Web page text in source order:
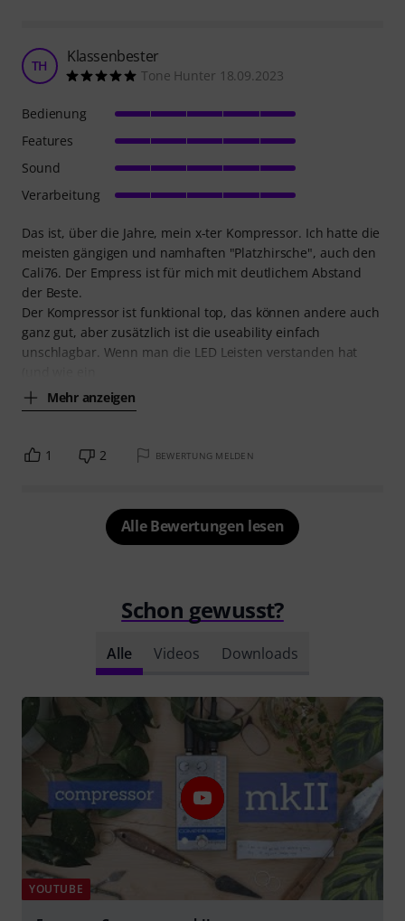
TH Klassenbester
Tone Hunter 18.09.2023
Das ist, über die Jahre, mein x-ter Kompressor. Ich hatte die
meisten gängigen und namhaften "Platzhirsche", auch den
Cali76. Der Empress ist für mich mit deutlichem Abstand
der Beste.
Der Kompressor ist funktional top, das können andere auch
ganz gut, aber zusätzlich ist die useability einfach
unschlagbar. Wenn man die LED Leisten verstanden hat
Mehr anzeigen
Bedienung
Features
Sound
Verarbeitung
1 2 BEWERTUNG MELDEN
Alle Bewertungen lesen
Schon gewusst?
Alle Videos Downloads
YOUTUBE